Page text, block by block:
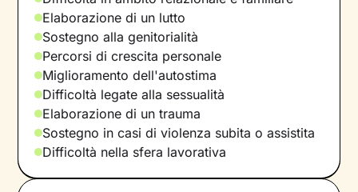
Elaborazione di un lutto
Sostegno alla genitorialità
Percorsi di crescita personale
Miglioramento dell'autostima
Difficoltà legate alla sessualità
Elaborazione di un trauma
Sostegno in casi di violenza subita o assistita
Difficoltà nella sfera lavorativa